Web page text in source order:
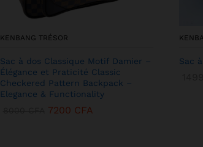
KENBANG TRÉSOR
Sac à dos Classique Motif Damier –
Élégance et Praticité Classic
Checkered Pattern Backpack –
Elegance & Functionality
7200 CFA
Sac